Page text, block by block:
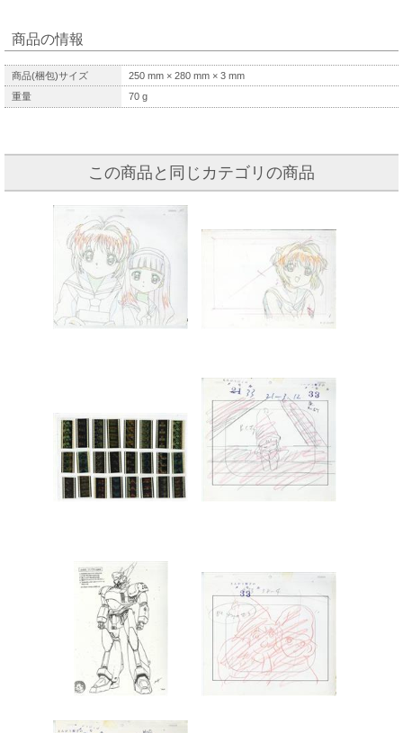
商品の情報
商品(梱包)サイズ 250 mm × 280 mm × 3 mm
重量
70 g
この商品と同じカテゴリの商品